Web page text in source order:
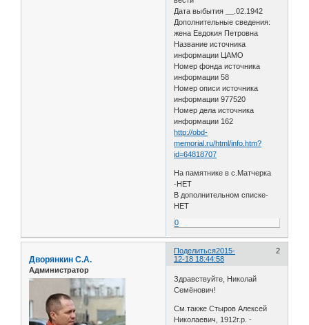
Дата выбытия __.02.1942
Дополнительные сведения:
жена Евдокия Петровна
Название источника
информации ЦАМО
Номер фонда источника
информации 58
Номер описи источника
информации 977520
Номер дела источника
информации 162
http://obd-
memorial.ru/html/info.htm?
id=64818707
На памятнике в с.Матчерка
-НЕТ
В дополнительном списке-
НЕТ
0
Поделиться 2
2015-
12-18 18:44:58
Дворянкин С.А.
Администратор
Здравствуйте, Николай
Семёнович!
См.также Стыров Алексей
Николаевич, 1912г.р. -